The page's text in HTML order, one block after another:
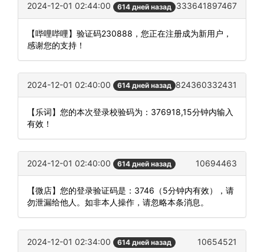
2024-12-01 02:44:00 614 дней назад 333641897467
【哔哩哔哩】验证码230888，您正在注册成为新用户，
感谢您的支持！
2024-12-01 02:40:00 614 дней назад 824360332431
【乐词】您的本次登录校验码为：376918,15分钟内输入
有效！
2024-12-01 02:40:00 614 дней назад 10694463
【微店】您的登录验证码是：3746（5分钟内有效），请
勿泄漏给他人。如非本人操作，请忽略本条消息。
2024-12-01 02:34:00 614 дней назад 10654521